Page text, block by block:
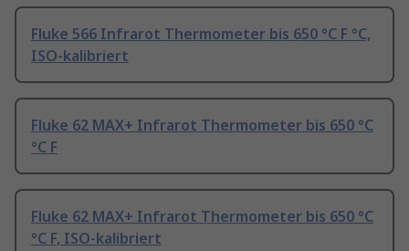
Fluke 566 Infrarot Thermometer bis 650 °C F °C,
ISO-kalibriert
Fluke 62 MAX+ Infrarot Thermometer bis 650 °C
°C F
Fluke 62 MAX+ Infrarot Thermometer bis 650 °C
°C F, ISO-kalibriert